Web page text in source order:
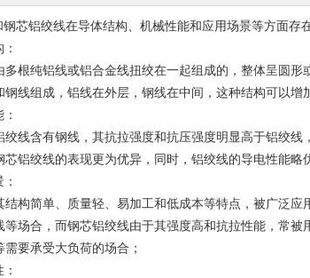
芯铝绞线在导体结构、机械性能和应用场景等方面存
多根纯铝线或铝合金线扭绞在一起组成的，整体呈圆形
钢线组成，铝线在外层，钢线在中间，这种结构可以增
绞线含有钢线，其抗拉强度和抗压强度明显高于铝绞线
芯铝绞线的表现更为优异，同时，铝绞线的导电性能略
结构简单、质量轻、易加工和低成本等特点，被广泛应
等场合，而钢芯铝绞线由于其强度高和抗拉性能，常被
需要承受大负荷的场合；